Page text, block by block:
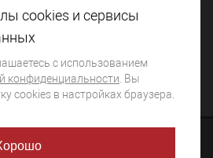
cookies и сервисы
с использованием
конфиденциальности . Вы
сookies в настройках браузера.